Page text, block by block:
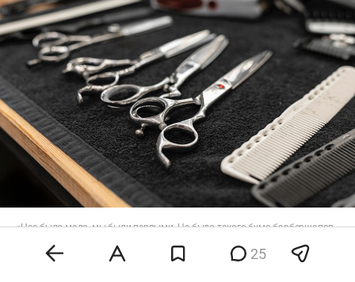
«Нас было мало, мы были первыми. Не было такого бума барбершопов,
ru.freepik.com 25